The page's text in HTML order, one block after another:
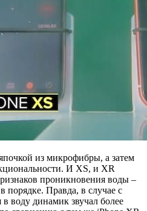
из микрофибры, а затем
И XS, и XR
проникновения воды –
Правда, в случае с
воду динамик звучал более